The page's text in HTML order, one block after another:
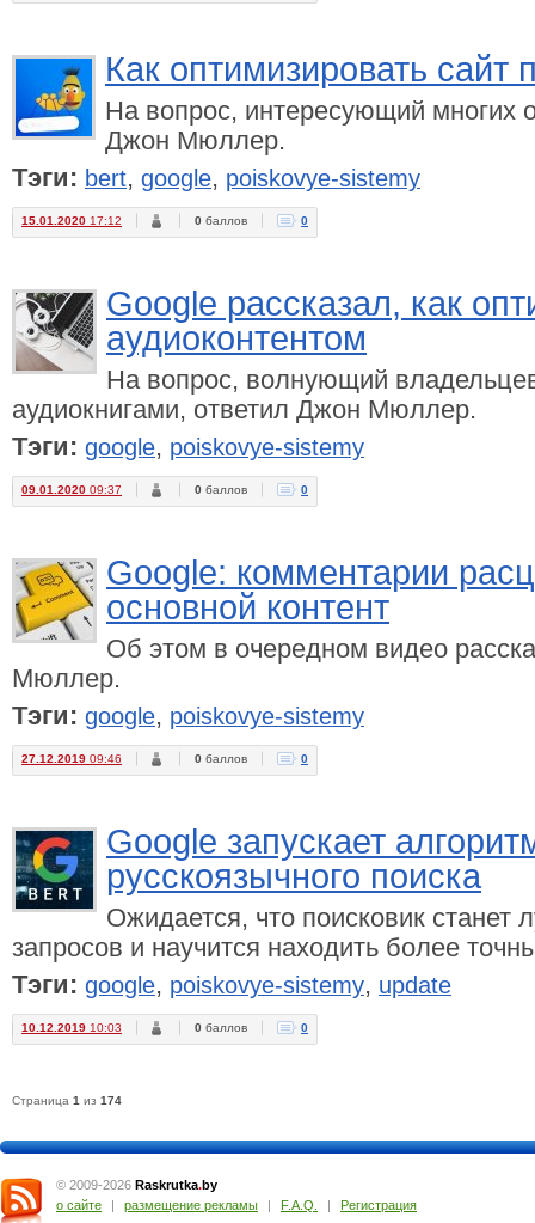
Как оптимизировать сайт
На вопрос, интересующий многих
Джон Мюллер.
Тэги: bert, google, poiskovye-sistemy
15.01.2020 17:12 0 баллов 0
Google рассказал, как
аудиоконтентом
На вопрос, волнующий
аудиокнигами, ответил Джон Мюллер.
Тэги: google, poiskovye-sistemy
09.01.2020 09:37 0 баллов 0
Google: комментарии
основной контент
Об этом в очередном видео
Мюллер.
Тэги: google, poiskovye-sistemy
27.12.2019 09:46 0 баллов 0
Google запускает
русскоязычного поиска
Ожидается, что поисковик станет
запросов и научится находить более
Тэги: google, poiskovye-sistemy, update
10.12.2019 10:03 0 баллов 0
Страница 1 из 174
© 2009-2026 Raskrutka.by
о сайте
| размещение рекламы | F.A.Q. | Регистрация